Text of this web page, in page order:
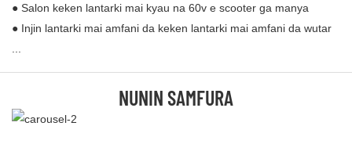
● Salon keken lantarki mai kyau na 60v e scooter ga manya
● Injin lantarki mai amfani da keken lantarki mai amfani da wutar
NUNIN SAMFURA